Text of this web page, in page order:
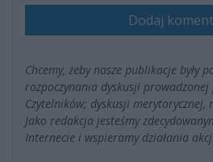
Dodaj
Chcemy, żeby nasze publikacje były
rozpoczynania dyskusji prowadzonej
Czytelników; dyskusji
Jako redakcja jesteśmy
Internecie i wspieramy działania